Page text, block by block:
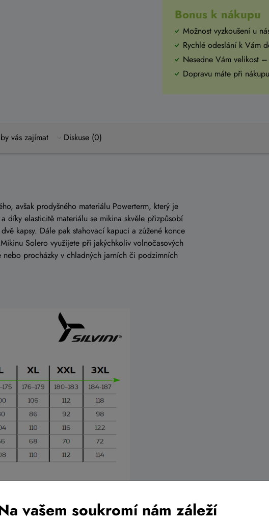
Bonus k nákupu
Možnost vyzkoušení u
Rychlé odeslání k Vám
Nesedne Vám velikost
Dopravu máte při
vás zajímat Diskuse (0)
avšak prodyšného materiálu Powerterm, který je
díky elasticitě materiálu se mikina skvěle přizpůsobí
kapsy. Dále pak stahovací kapuci a zúžené konce
Solero využijete při jakýchkoliv volnočasových
procházky v chladných jarních či podzimních
na konkretní postavu se může vhodná velikost
vašem soukromí nám záleží